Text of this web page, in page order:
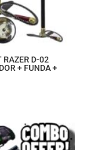
RAZER D-02
+ FUNDA +